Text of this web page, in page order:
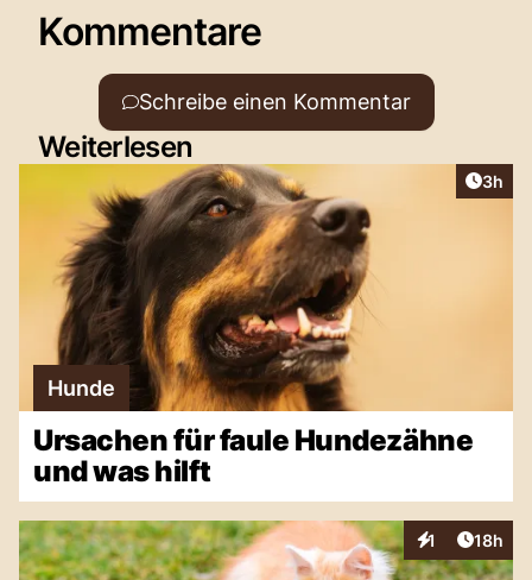
Kommentare
Schreibe einen Kommentar
Weiterlesen
3h
Hunde
Ursachen für faule Hundezähne
und was hilft
1
Interaktionen
Artikel
18h